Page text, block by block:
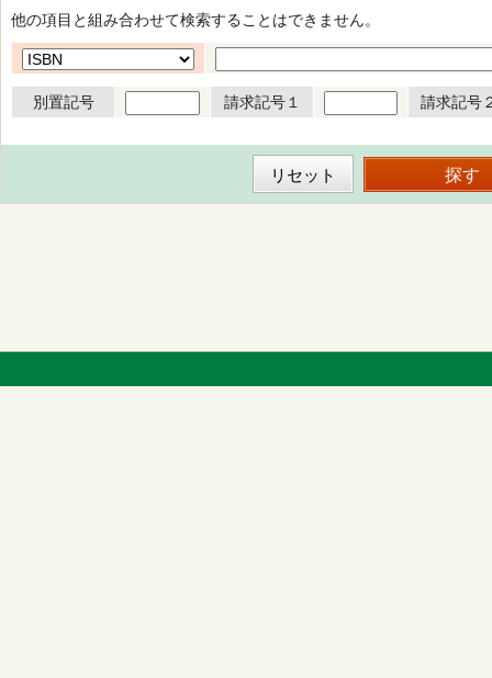
他の項目と組み合わせて検索することはできません。
別置記号 請求記号１ 請求記号